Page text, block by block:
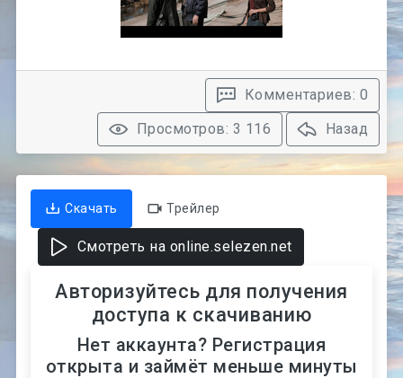
Комментариев: 0
Просмотров: 3 116
Назад
Скачать Трейлер
Смотреть на online.selezen.net
Авторизуйтесь для получения
доступа к скачиванию
Нет аккаунта? Регистрация
открыта и займёт меньше минуты